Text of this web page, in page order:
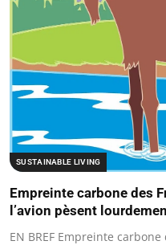
SUSTAINABLE LIVING
Empreinte carbone des
l’avion pèsent
EN BREF Empreinte